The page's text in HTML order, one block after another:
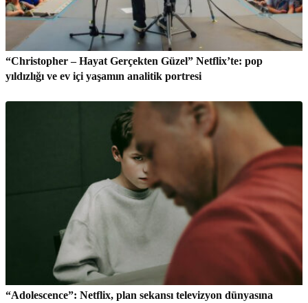
“Christopher – Hayat Gerçekten Güzel” Netflix’te: pop
yıldızlığı ve ev içi yaşamın analitik portresi
“Adolescence”: Netflix, plan sekansı televizyon dünyasına